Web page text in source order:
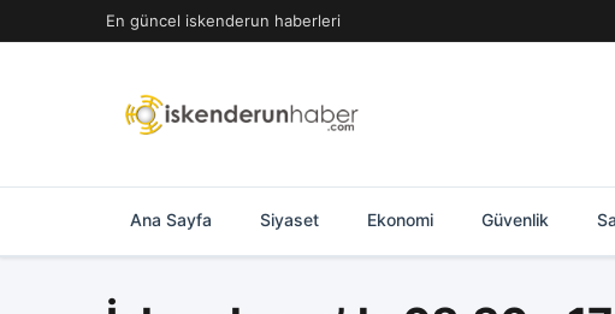
geç
En güncel iskenderun haberleri
Ana Sayfa Siyaset Ekonomi Güvenlik